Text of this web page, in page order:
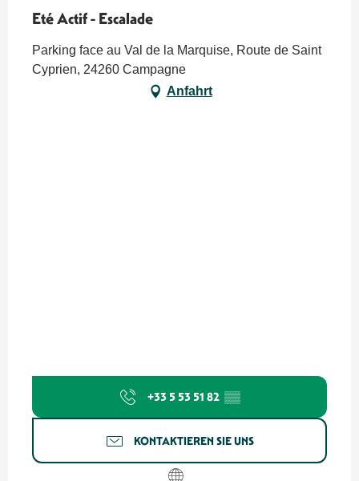
Eté Actif - Escalade
Parking face au Val de la Marquise, Route de Saint
Cyprien, 24260 Campagne
Anfahrt
+33 5 53 51 82 ▒▒
KONTAKTIEREN SIE UNS